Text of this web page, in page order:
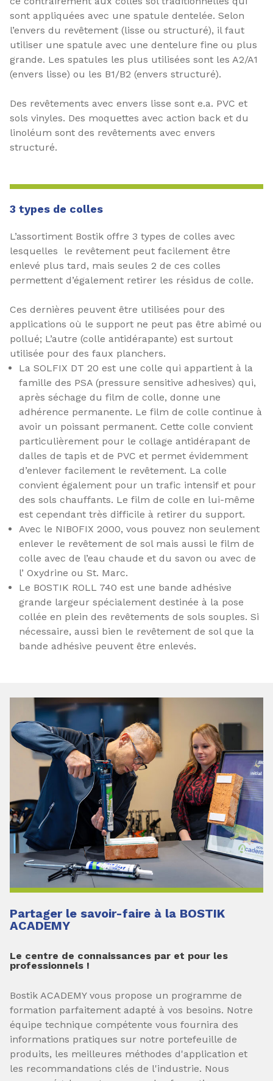
sont appliquées avec une spatule dentelée. Selon
l’envers du revêtement (lisse ou structuré), il faut
utiliser une spatule avec une dentelure fine ou plus
grande. Les spatules les plus utilisées sont les A2/A1
(envers lisse) ou les B1/B2 (envers structuré).
Des revêtements avec envers lisse sont e.a. PVC et
sols vinyles. Des moquettes avec action back et du
linoléum sont des revêtements avec envers
structuré.
3 types de colles
L’assortiment Bostik offre 3 types de colles avec
lesquelles le revêtement peut facilement être
enlevé plus tard, mais seules 2 de ces colles
permettent d’également retirer les résidus de colle.
Ces dernières peuvent être utilisées pour des
applications où le support ne peut pas être abimé ou
pollué; L’autre (colle antidérapante) est surtout
utilisée pour des faux planchers.
La SOLFIX DT 20 est une colle qui appartient à la
famille des PSA (pressure sensitive adhesives) qui,
après séchage du film de colle, donne une
adhérence permanente. Le film de colle continue à
avoir un poissant permanent. Cette colle convient
particulièrement pour le collage antidérapant de
dalles de tapis et de PVC et permet évidemment
d’enlever facilement le revêtement. La colle
convient également pour un trafic intensif et pour
des sols chauffants. Le film de colle en lui-même
est cependant très difficile à retirer du support.
Avec le NIBOFIX 2000, vous pouvez non seulement
enlever le revêtement de sol mais aussi le film de
colle avec de l’eau chaude et du savon ou avec de
l’ Oxydrine ou St. Marc.
Le BOSTIK ROLL 740 est une bande adhésive
grande largeur spécialement destinée à la pose
collée en plein des revêtements de sols souples. Si
nécessaire, aussi bien le revêtement de sol que la
bande adhésive peuvent être enlevés.
Partager le savoir-faire à la BOSTIK
ACADEMY
Le centre de connaissances par et pour les
professionnels !
Bostik ACADEMY vous propose un programme de
formation parfaitement adapté à vos besoins. Notre
équipe technique compétente vous fournira des
informations pratiques sur notre portefeuille de
produits, les meilleures méthodes d'application et
les recommandations clés de l'industrie. Nous